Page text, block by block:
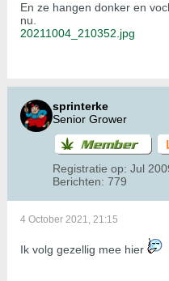
En ze hangen donker en
nu.
20211004_210352.jpg
sprinterke
Senior Grower
Registratie op: Jul
Berichten: 779
4 October 2021, 21:15
Ik volg gezellig mee hier